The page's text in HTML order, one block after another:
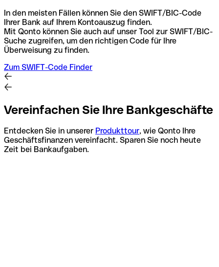
In den meisten Fällen können Sie den SWIFT/BIC-Code
Ihrer Bank auf Ihrem Kontoauszug finden.
Mit Qonto können Sie auch auf unser Tool zur SWIFT/BIC-
Suche zugreifen, um den richtigen Code für Ihre
Überweisung zu finden.
Zum SWIFT-Code Finder
Vereinfachen Sie Ihre Bankgeschäfte
Entdecken Sie in unserer Produkttour, wie Qonto Ihre
Geschäftsfinanzen vereinfacht. Sparen Sie noch heute
Zeit bei Bankaufgaben.